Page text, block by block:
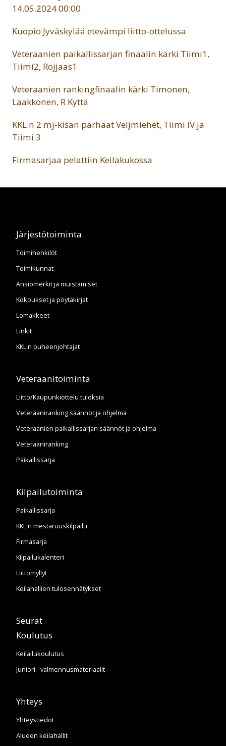
14.05.2024 00:00
Kuopio Jyväskylää etevämpi liitto-ottelussa
Veteraanien paikallissarjan finaalin kärki Tiimi1,
Tiimi2, Rojjaas1
Veteraanien rankingfinaalin kärki Timonen,
Laakkonen, R Kyttä
KKL:n 2 mj-kisan parhaat Veljmiehet, Tiimi IV ja
Tiimi 3
Firmasarjaa pelattiin Keilakukossa
Järjestötoiminta
Toimihenkilöt
Toimikunnat
Ansiomerkit ja muistamiset
Kokoukset ja pöytäkirjat
Lomakkeet
Linkit
KKL:n puheenjohtajat
Veteraanitoiminta
Liitto/Kaupunkiottelu tuloksia
Veteraaniranking säännöt ja ohjelma
Veteraanien paikallissarjan säännöt ja ohjelma
Veteraaniranking
Paikallissarja
Kilpailutoiminta
Paikallissarja
KKL:n mestaruuskilpailu
Firmasarja
Kilpailukalenteri
Liittomyllyt
Keilahallien tulosennätykset
Seurat
Koulutus
Keilailukoulutus
Juniori - valmennusmateriaalit
Yhteys
Yhteystiedot
Alueen keilahallit